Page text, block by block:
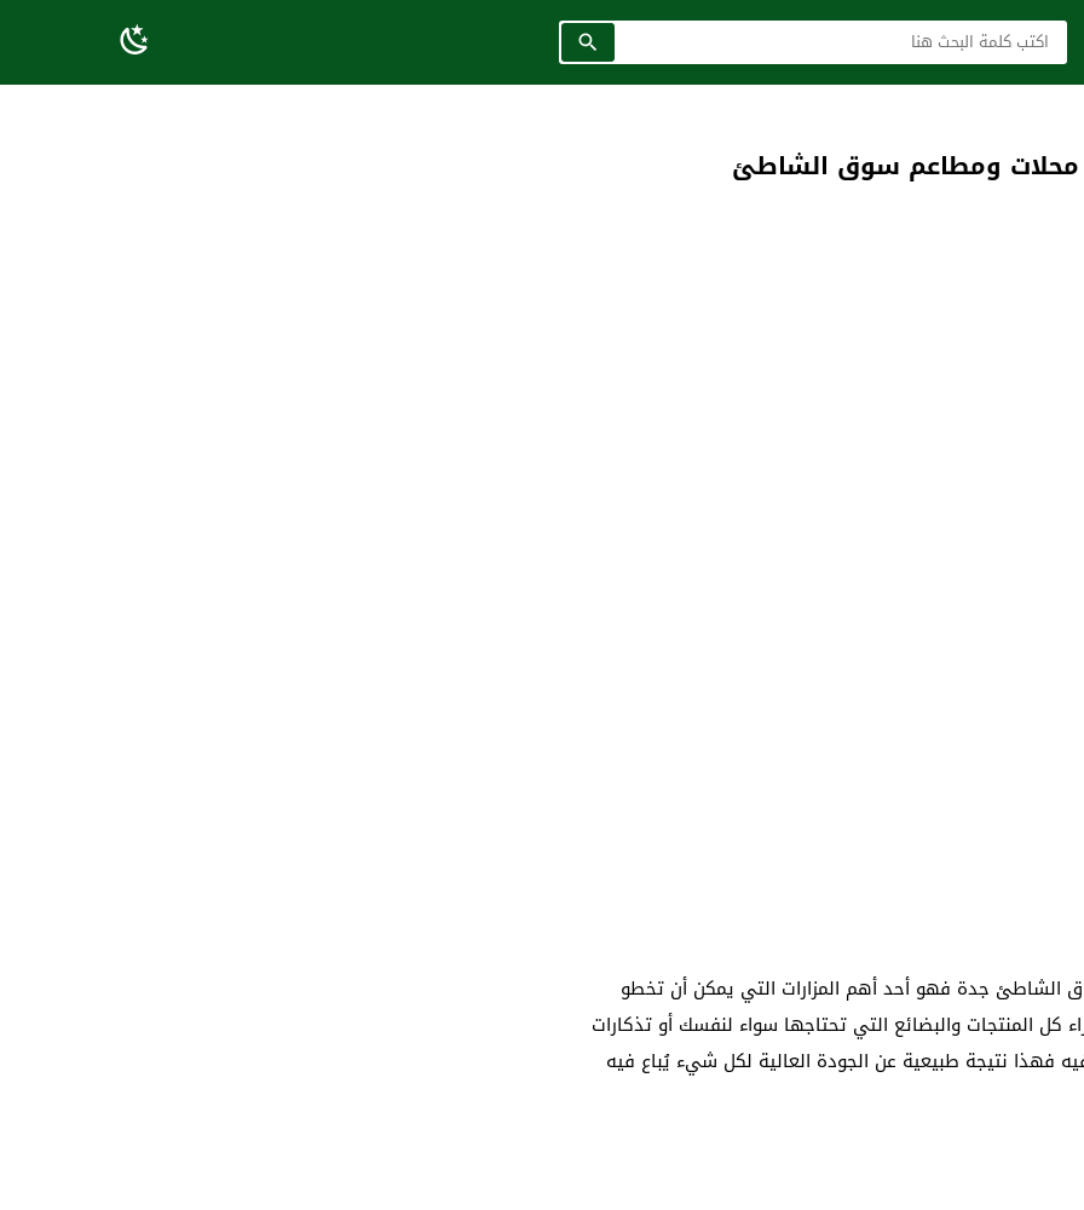
الشاطئ جدة فهو أحد أهم المزارات التي يمكن أن تخطو
المنتجات والبضائع التي تحتاجها سواء لنفسك أو تذكارات
فهذا نتيجة طبيعية عن الجودة العالية لكل شيء يُباع فيه